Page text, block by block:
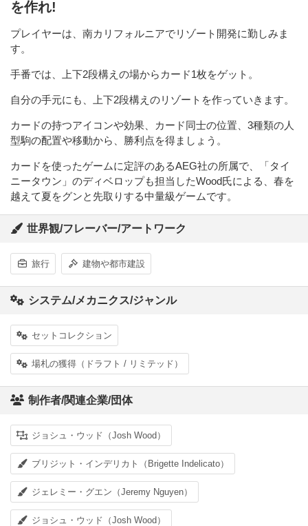
を作れ!
プレイヤーは、南カリフォルニアでリゾート開発に勤しみま
す。
手番では、上下2段構えの場からカード1枚をゲット。
自分の手元にも、上下2段構えのリゾートを作っていきます。
カードの持つアイコンや効果、カード同士の位置、3種類の人
型駒の配置や移動から、勝利点を得ましょう。
カードを使ったゲームに定評のあるAEG社の所属で、「タイ
ニータウン」のディベロップも担当したWood氏による、春を
越えて夏をグンと先取りする中量級ゲームです。
世界観/フレーバー/アートワーク
旅行 建物や都市建設
システム/メカニクス/ジャンル
セットコレクション
場札の獲得（ドラフト / リミテッド）
制作者/関連企業/団体
ジョシュ・ウッド（Josh Wood）
ブリジット・インデリカト（Brigette Indelicato）
ジェレミー・グエン（Jeremy Nguyen）
ジョシュ・ウッド（Josh Wood）